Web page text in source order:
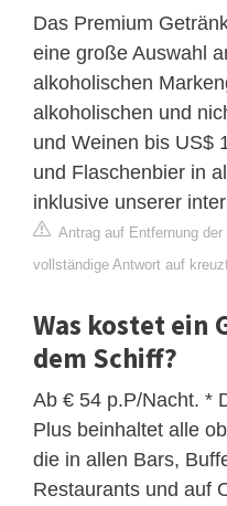
Das Premium
eine große Auswahl
alkoholischen
alkoholischen und
und Weinen bis US$
und Flaschenbier in
inklusive unserer
Antrag auf Entfernung der
vollständige Antwort auf
Was kostet ein
dem Schiff?
Ab € 54 p.P/Nacht. *
Plus beinhaltet alle
die in allen Bars,
Restaurants und auf